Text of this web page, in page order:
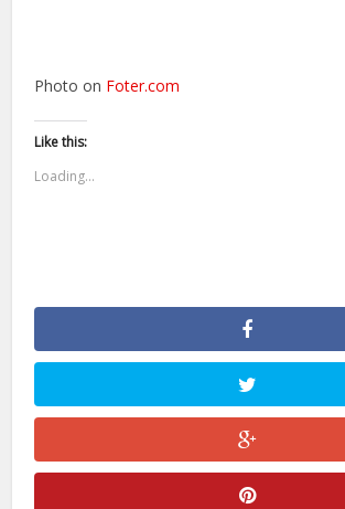
Photo on Foter.com
Like this:
Loading...